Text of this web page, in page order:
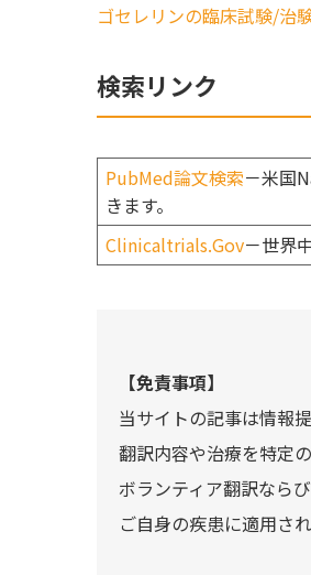
ゴセレリンの臨床試験/治
検索リンク
PubMed論文検索－米国
きます。
Clinicaltrials.Gov－世界
【免責事項】
当サイトの記事は情報
翻訳内容や治療を特定
ボランティア翻訳なら
ご自身の疾患に適用さ